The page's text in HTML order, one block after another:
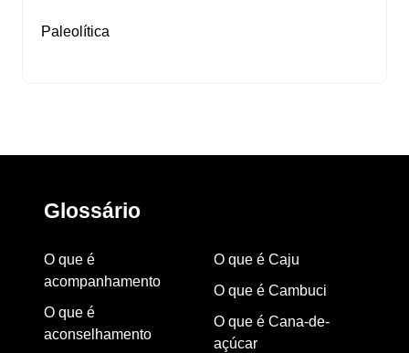
Paleolítica
Glossário
O que é
acompanhamento
O que é
aconselhamento
O que é Caju
O que é Cambuci
O que é Cana-de-
açúcar